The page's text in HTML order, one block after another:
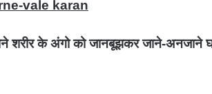
vale karan
शरीर के अंगो को जानबूझकर जाने-अनजाने